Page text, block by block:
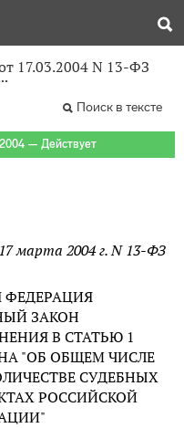
17.03.2004 N 13-ФЗ
Поиск в тексте
— Действует
17 марта 2004 г. N 13-ФЗ
ФЕДЕРАЦИЯ
ЗАКОН
В СТАТЬЮ 1
"ОБ ОБЩЕМ ЧИСЛЕ
СУДЕБНЫХ
РОССИЙСКОЙ